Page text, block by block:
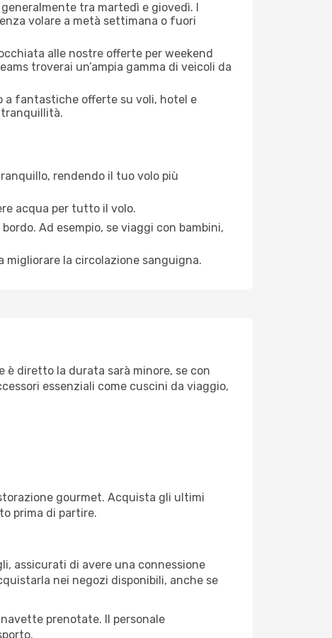
tra martedì e giovedì. I
volare a metà settimana o fuori
alle nostre offerte per weekend
troverai un’ampia gamma di veicoli da
a fantastiche offerte su voli, hotel e
rendendo il tuo volo più
acqua per tutto il volo.
Ad esempio, se viaggi con bambini,
migliorare la circolazione sanguigna.
è diretto la durata sarà minore, se con
essenziali come cuscini da viaggio,
gourmet. Acquista gli ultimi
prima di partire.
assicurati di avere una connessione
nei negozi disponibili, anche se
prenotate. Il personale